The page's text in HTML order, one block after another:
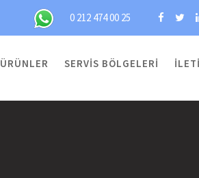
0 212 474 00 25
ÜRÜNLER SERVIS BÖLGELERI